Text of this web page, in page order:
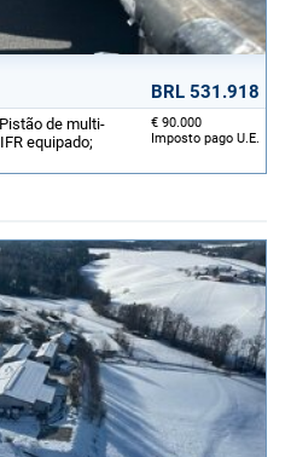
BRL 531.918
€ 90.000
Imposto pago U.E.
de multi-
equipado;